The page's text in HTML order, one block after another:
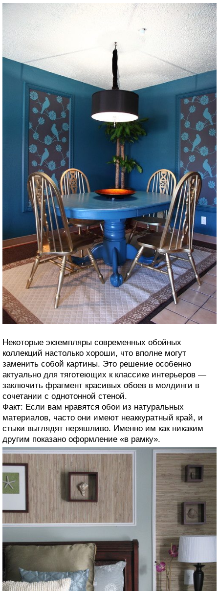
Некоторые экземпляры современных обойных
коллекций настолько хороши, что вполне могут
заменить собой картины. Это решение особенно
актуально для тяготеющих к классике интерьеров —
заключить фрагмент красивых обоев в молдинги в
сочетании с однотонной стеной.
Факт: Если вам нравятся обои из натуральных
материалов, часто они имеют неаккуратный край, и
стыки выглядят неряшливо. Именно им как никаким
другим показано оформление «в рамку».